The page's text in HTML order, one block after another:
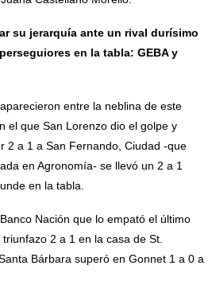
su jerarquía ante un rival durísimo
en la tabla: GEBA y
entre la neblina de este
el que San Lorenzo dio el golpe y
2 a 1 a San Fernando, Ciudad -que
en Agronomía- se llevó un 2 a 1
en la tabla.
Nación que lo empató el último
2 a 1 en la casa de St.
Bárbara superó en Gonnet 1 a 0 a